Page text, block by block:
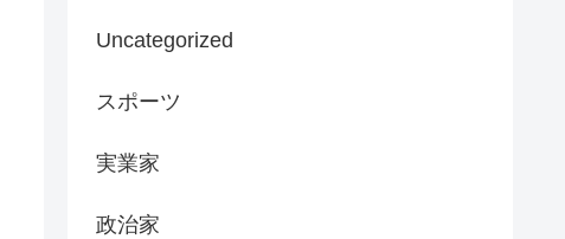
Uncategorized
スポーツ
実業家
政治家